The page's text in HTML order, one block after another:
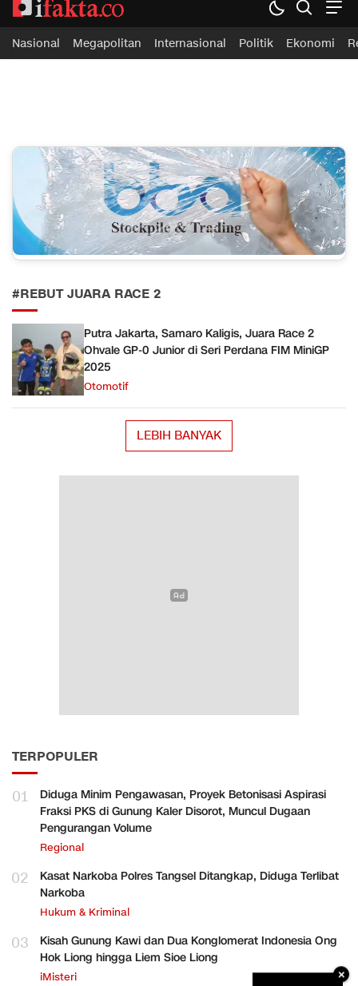
ifakta.co
#pastibenar
Nasional Megapolitan Internasional Politik Ekonomi
#REBUT JUARA RACE 2
Putra Jakarta, Samaro Kaligis, Juara Race 2
Ohvale GP-0 Junior di Seri Perdana FIM MiniGP
2025
Otomotif
LEBIH BANYAK
TERPOPULER
01
Diduga Minim Pengawasan, Proyek Betonisasi Aspirasi
Fraksi PKS di Gunung Kaler Disorot, Muncul Dugaan
Pengurangan Volume
Regional
02
Kasat Narkoba Polres Tangsel Ditangkap, Diduga Terlibat
Narkoba
Hukum & Kriminal
03
Kisah Gunung Kawi dan Dua Konglomerat Indonesia Ong
Hok Liong hingga Liem Sioe Liong
iMisteri ×